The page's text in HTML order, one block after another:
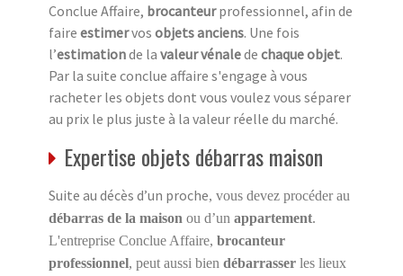
Conclue Affaire, brocanteurprofessionnel, afin de
faire estimervos objets anciens. Une fois
l’estimationde la valeur vénalede chaque objet.
Par la suite conclue affaire s'engage à vous
racheter les objets dont vous voulez vous séparer
au prix le plus juste à la valeur réelle du marché.
Expertise objets débarras maison
Suite au décès d’un proche, vous devez procéder au
débarras de la maison ou d’un appartement.
L'entreprise Conclue Affaire, brocanteur
professionnel, peut aussi bien débarrasser les lieux